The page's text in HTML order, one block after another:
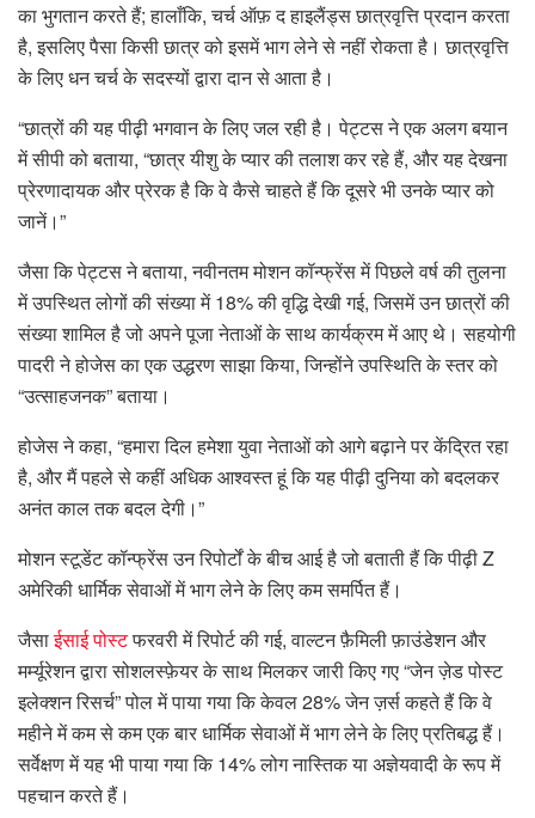
का भुगतान करते हैं; हालाँकि, चर्च ऑफ़ द हाइलैंड्स छात्रवृत्ति प्रदान करता
है, इसलिए पैसा किसी छात्र को इसमें भाग लेने से नहीं रोकता है। छात्रवृत्ति
के लिए धन चर्च के सदस्यों द्वारा दान से आता है।
“छात्रों की यह पीढ़ी भगवान के लिए जल रही है। पेट्टस ने एक अलग बयान
में सीपी को बताया, “छात्र यीशु के प्यार की तलाश कर रहे हैं, और यह देखना
प्रेरणादायक और प्रेरक है कि वे कैसे चाहते हैं कि दूसरे भी उनके प्यार को
जानें।”
जैसा कि पेट्टस ने बताया, नवीनतम मोशन कॉन्फ्रेंस में पिछले वर्ष की तुलना
में उपस्थित लोगों की संख्या में 18% की वृद्धि देखी गई, जिसमें उन छात्रों की
संख्या शामिल है जो अपने पूजा नेताओं के साथ कार्यक्रम में आए थे। सहयोगी
पादरी ने होजेस का एक उद्धरण साझा किया, जिन्होंने उपस्थिति के स्तर को
“उत्साहजनक” बताया।
होजेस ने कहा, “हमारा दिल हमेशा युवा नेताओं को आगे बढ़ाने पर केंद्रित रहा
है, और मैं पहले से कहीं अधिक आश्वस्त हूं कि यह पीढ़ी दुनिया को बदलकर
अनंत काल तक बदल देगी।”
मोशन स्टूडेंट कॉन्फ्रेंस उन रिपोर्टों के बीच आई है जो बताती हैं कि पीढ़ी Z
अमेरिकी धार्मिक सेवाओं में भाग लेने के लिए कम समर्पित हैं।
जैसाईसाई पोस्टफरवरी में रिपोर्ट की गई, वाल्टन फ़ैमिली फ़ाउंडेशन और
मर्म्यूरेशन द्वारा सोशलस्फ़ेयर के साथ मिलकर जारी किए गए “जेन ज़ेड पोस्ट
इलेक्शन रिसर्च” पोल में पाया गया कि केवल 28% जेन ज़र्स कहते हैं कि वे
महीने में कम से कम एक बार धार्मिक सेवाओं में भाग लेने के लिए प्रतिबद्ध हैं।
सर्वेक्षण में यह भी पाया गया कि 14% लोग नास्तिक या अज्ञेयवादी के रूप में
पहचान करते हैं।